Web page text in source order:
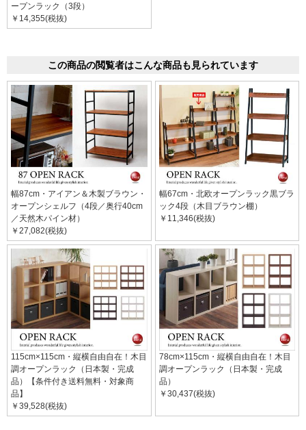
ープンラック（3段）
￥14,355(税抜)
この商品の閲覧者はこんな商品も見られています
幅87cm・アイアン＆木製ブラウン・
オープンシェルフ（4段／奥行40cm
／天然木パイン材）
￥27,082(税抜)
幅67cm・北欧オープンラック黒ブラ
ック4段（木目ブラウン棚）
￥11,346(税抜)
115cm×115cm・縦横自由自在！木目
調オープンラック（日本製・完成
品）【条件付き送料無料・対象商
品】
￥39,528(税抜)
78cm×115cm・縦横自由自在！木目
調オープンラック（日本製・完成
品）
￥30,437(税抜)